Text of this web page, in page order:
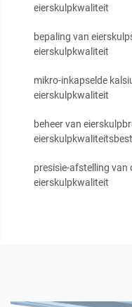
eierskulpkwaliteit
bepaling van
eierskulpkwaliteit
mikro-inkapselde
eierskulpkwaliteit
beheer van
presisie-afstelling
eierskulpkwaliteit